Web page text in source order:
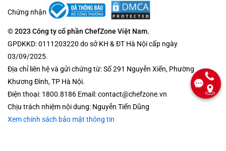
Chứng nhận
© 2023 Công ty cổ phần ChefZone Việt Nam.
GPDKKD: 0111203220 do sở KH & ĐT Hà Nội cấp ngày
03/09/2025.
Địa chỉ liên hệ và gửi chứng từ: Số 291 Nguyễn Xiển, Phường
Khương Đình, TP Hà Nội.
Điện thoại: 1800.8186 Email: contact@chefzone.vn
Chịu trách nhiệm nội dung: Nguyễn Tiến Dũng
Xem chính sách bảo mật thông tin